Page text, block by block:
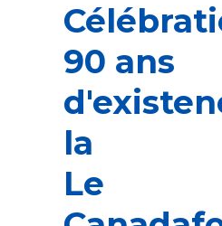
90 ans
la
Le